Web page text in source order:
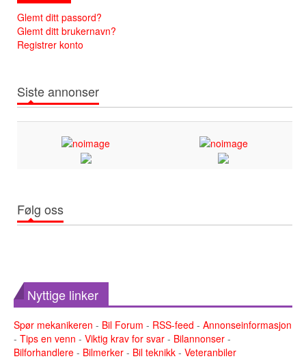
Glemt ditt passord?
Glemt ditt brukernavn?
Registrer konto
Siste annonser
Følg oss
Nyttige linker
Spør mekanikeren - Bil Forum - RSS-feed - Annonseinformasjon
- Tips en venn - Viktig krav for svar - Bilannonser -
Bilforhandlere - Bilmerker - Bil teknikk - Veteranbiler